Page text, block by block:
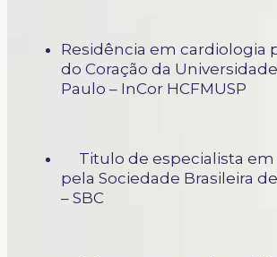
Residência em cardiologia
do Coração da
Paulo – InCor HCFMUSP
Titulo de especialista em
pela Sociedade Brasileira
– SBC